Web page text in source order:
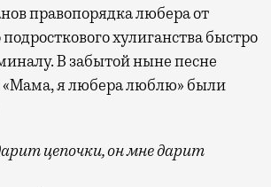
правопорядка любера от
хулиганства быстро
В забытой ныне песне
я любера люблю» были
цепочки, он мне дарит